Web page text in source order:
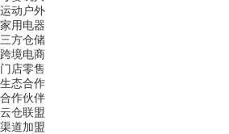
运动户外
家用电器
三方仓储
跨境电商
门店零售
生态合作
合作伙伴
云仓联盟
渠道加盟